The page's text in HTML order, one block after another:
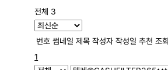
전체 3
번호 썸네일 제목 작성자 작성일 추천 조회
1